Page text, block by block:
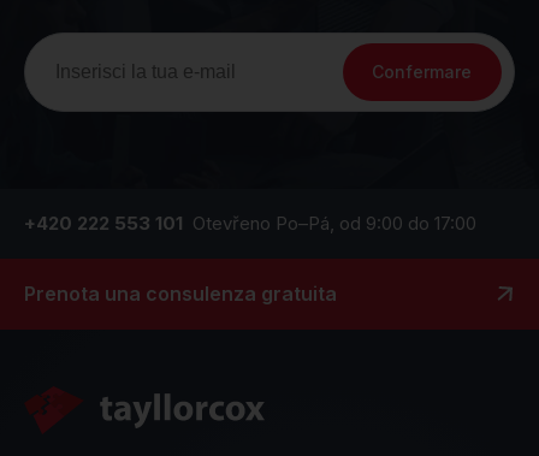
Confermare
+420 222 553 101 Otevřeno Po–Pá, od 9:00 do 17:00
Prenota una consulenza gratuita